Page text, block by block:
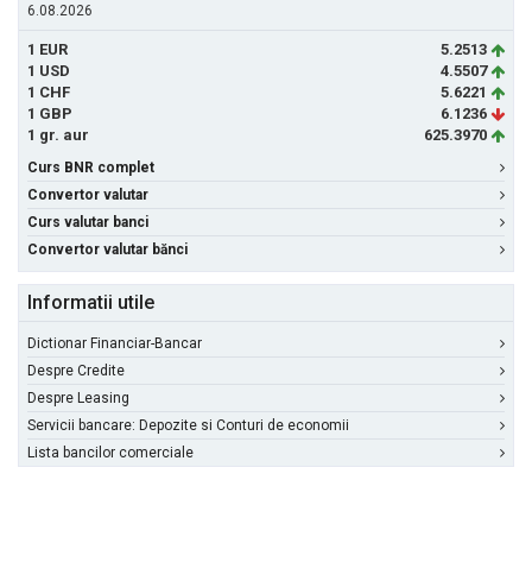
6.08.2026
1 EUR
5.2513
1 USD
4.5507
1 CHF
5.6221
1 GBP
6.1236
1 gr. aur
625.3970
Curs BNR complet
Convertor valutar
Curs valutar banci
Convertor valutar bănci
Informatii utile
Dictionar Financiar-Bancar
Despre Credite
Despre Leasing
Servicii bancare: Depozite si Conturi de economii
Lista bancilor comerciale